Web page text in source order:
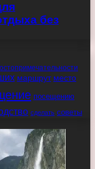
без
маршрут место
посещению
сделать советы